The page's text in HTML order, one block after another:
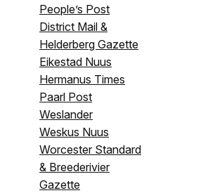
People’s Post
District Mail &
Helderberg Gazette
Eikestad Nuus
Hermanus Times
Paarl Post
Weslander
Weskus Nuus
Worcester Standard
& Breederivier
Gazette